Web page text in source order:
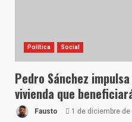
Política Social
Pedro Sánchez
vivienda que
Fausto 1 de diciembre de